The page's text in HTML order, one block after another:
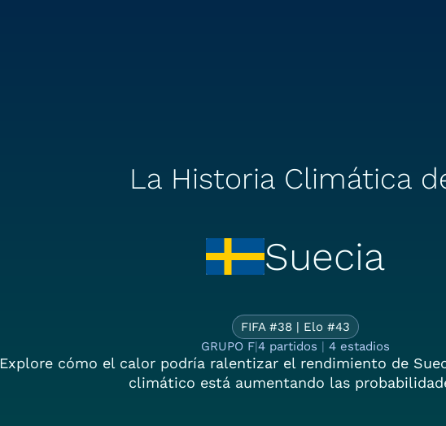
La Historia Climática
La
Suecia
FIFA #38 | Elo #43
GRUPO F|4 partidos | 4 estadios
Explore cómo el calor podría ralentizar el rendimiento de
climático está aumentando las